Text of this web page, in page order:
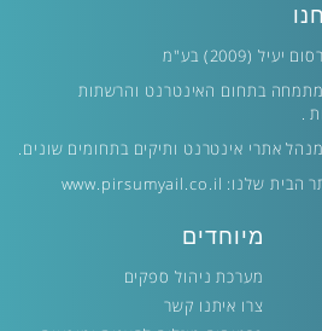
(2009) בע"מ
בתחום האינטרנט והרשתות
.
אתרי אינטרנט ותיקים בתחומים שונים.
הבית שלנו: www.pirsumyail.co.il
מיוחדים
מערכת ניהול ספקים
צרו איתנו קשר